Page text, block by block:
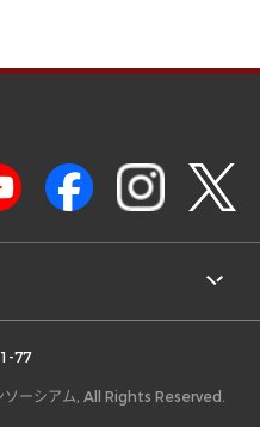
77
ーシアム, All Rights Reserved.